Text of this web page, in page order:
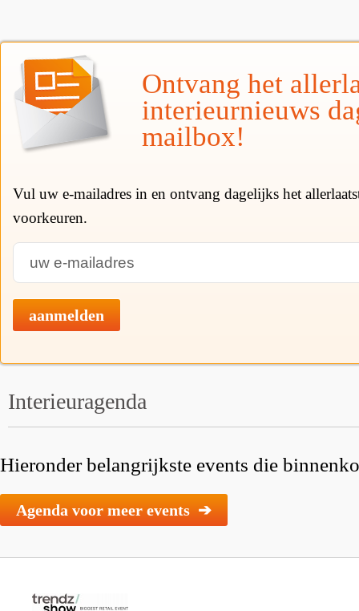
Ontvang het
interieurnieuws
mailbox!
Vul uw e-mailadres in en ontvang dagelijks het
voorkeuren.
aanmelden
Interieuragenda
Hieronder belangrijkste events die
Agenda voor meer events ➔